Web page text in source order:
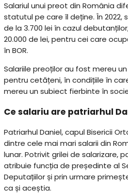
Salariul unui preot din România
statutul pe care îl deține. În 2022,
de la 3.700 lei în cazul
20.000 de lei, pentru cei care
în BOR.
Salariile preoților au fost mereu
pentru cetățeni, în condițiile în
mereu un subiect fierbinte în
Ce salariu are patriarhul
Patriarhul Daniel, capul Bisericii
dintre cele mai mari salarii din
lunar. Potrivit grilei de salarizare,
atribuie funcția de președinte al
Deputațiilor și prin urmare
ca și aceștia.